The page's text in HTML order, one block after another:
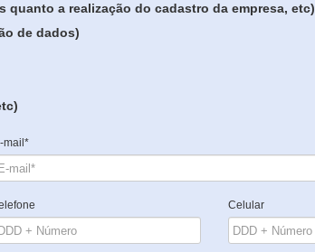
a realização do cadastro da empresa, etc)
de dados)
mail*
Celular